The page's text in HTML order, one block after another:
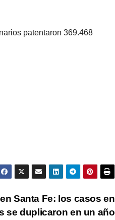
patentaron 369.468
Santa Fe: los casos en
se duplicaron en un año